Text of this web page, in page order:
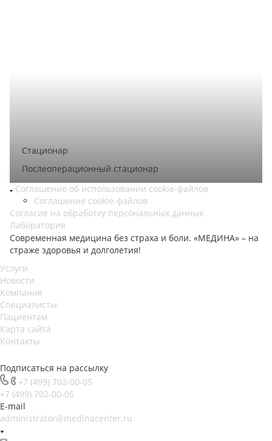
Стационар
Послеоперационный стационар
Соглашение об использовании cookie-файлов
Соглашение cookie-файлов
Согласие на обработку персональных данных
Лаборатория
Современная медицина без страха и боли. «МЕДИНА» – на
страже здоровья и долголетия!
Услуги
Новости
Компания
Специалисты
Пациентам
Карта сайта
Контакты
Подписаться на рассылку
+7 (499) 702-00-05
+7 (499) 702-00-05
E-mail
administrator@medinacenter.ru